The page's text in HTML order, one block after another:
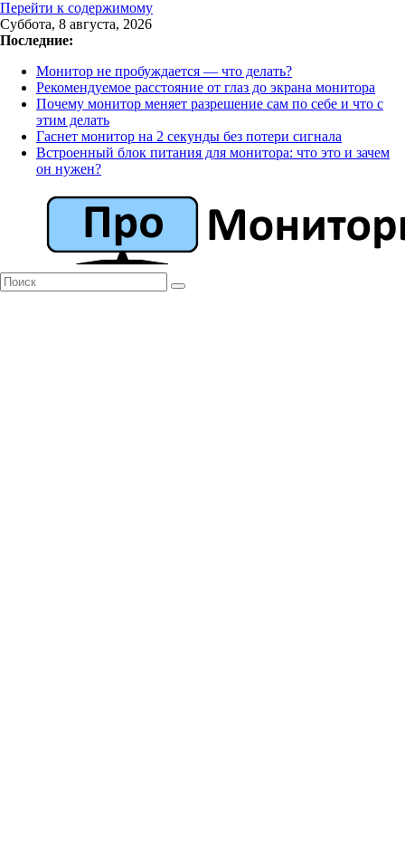
Перейти к содержимому
Суббота, 8 августа, 2026
Последние:
Монитор не пробуждается — что делать?
Рекомендуемое расстояние от глаз до экрана монитора
Почему монитор меняет разрешение сам по себе и что с
этим делать
Гаснет монитор на 2 секунды без потери сигнала
Встроенный блок питания для монитора: что это и зачем
он нужен?